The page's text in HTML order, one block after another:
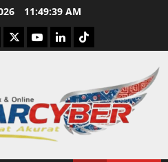
11:49:40 AM
X YoutubelinkedinTiktok